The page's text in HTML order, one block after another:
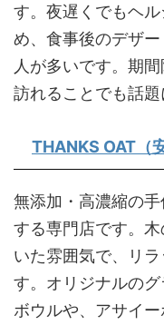
す。夜遅くでもヘ
め、食事後のデザ
人が多いです。期
訪れることでも話題
THANKS OAT（
無添加・高濃縮の
する専門店です。
いた雰囲気で、リ
す。オリジナルの
ボウルや、アサイ